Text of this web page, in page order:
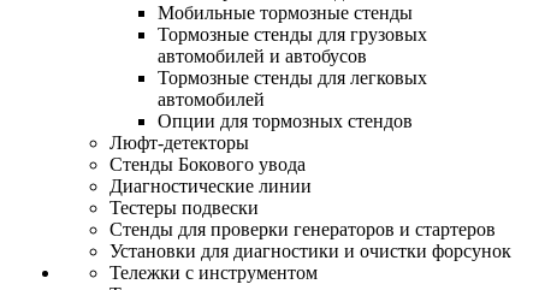
Мобильные тормозные стенды
Тормозные стенды для грузовых
автомобилей и автобусов
Тормозные стенды для легковых
автомобилей
Опции для тормозных стендов
Люфт-детекторы
Стенды Бокового увода
Диагностические линии
Тестеры подвески
Стенды для проверки генераторов и стартеров
Установки для диагностики и очистки форсунок
Тележки с инструментом